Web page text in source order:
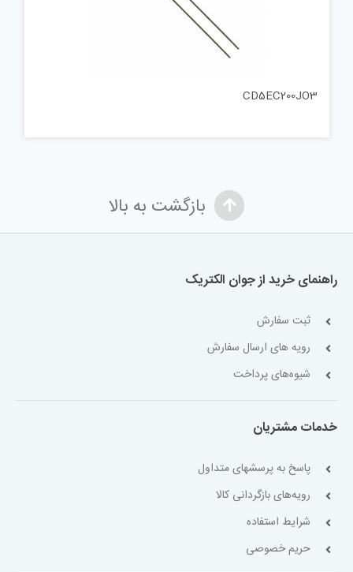
CD5EC200JO3
بازگشت به بالا
راهنمای خرید از جوان الکتریک
ثبت سفارش
رویه های ارسال سفارش
شیوه‌های پرداخت
خدمات مشتریان
پاسخ به پرسشهای متداول
رویه‌های بازگردانی کالا
شرایط استفاده
حریم خصوصی